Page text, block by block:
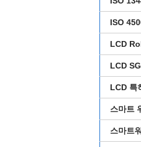
ISO
LCD
LCD
LCD 특
스마트
스마트